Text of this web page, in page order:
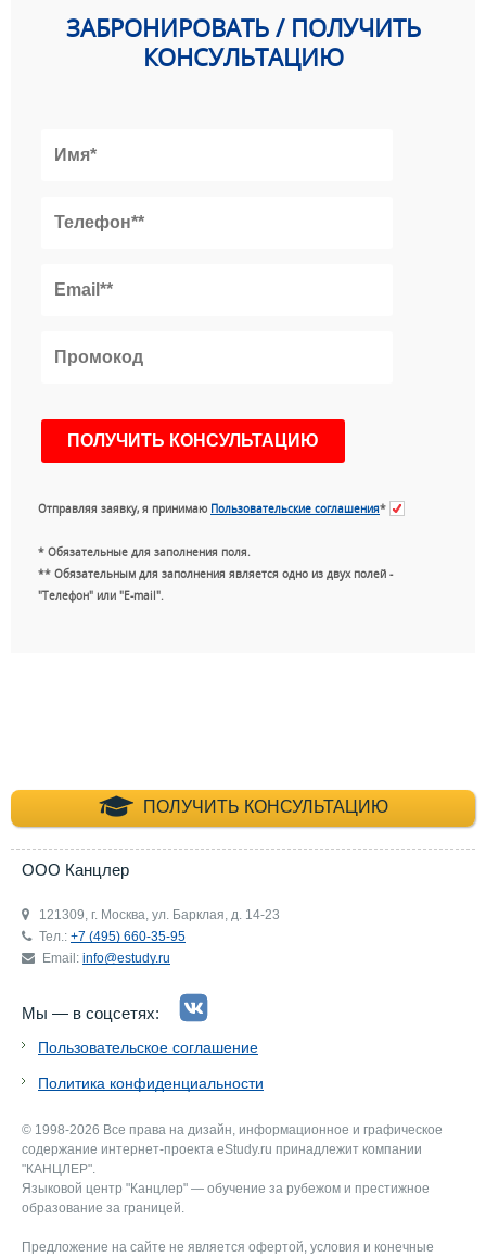
ЗАБРОНИРОВАТЬ / ПОЛУЧИТЬ
КОНСУЛЬТАЦИЮ
Отправляя заявку, я принимаю Пользовательские соглашения*
* Обязательные для заполнения поля.
** Обязательным для заполнения является одно из двух полей -
"Телефон" или "E-mail".
ПОЛУЧИТЬ КОНСУЛЬТАЦИЮ
+7 (495) 660-35-
ООО Канцлер
121309, г. Москва, ул. Барклая, д. 14-23
Тел.: +7 (495) 660-35-95
Email: info@estudy.ru
Мы — в соцсетях:
Пользовательское соглашение
Политика конфиденциальности
© 1998-2026 Все права на дизайн, информационное и графическое
содержание интернет-проекта eStudy.ru принадлежит компании
"КАНЦЛЕР".
Языковой центр "Канцлер" — обучение за рубежом и престижное
образование за границей.
Предложение на сайте не является офертой, условия и конечные